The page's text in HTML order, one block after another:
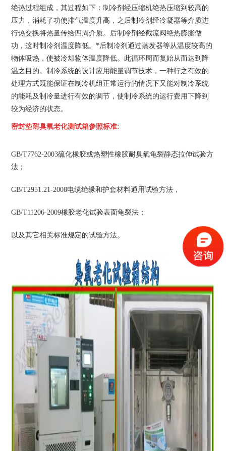
绝热过程组成，其过程如下：制冷剂经压缩机绝热压缩到较高的
压力，消耗了功使排气温度升高，之后制冷剂经冷凝器等介质进
行热交换将热量传给四周介质。后制冷剂经截流阀绝热膨胀做
功，这时制冷剂温度降低。*后制冷剂通过蒸发器等从温度较高的
物体吸热，使被冷却物体温度降低。此循环周而复始从而达到降
温之目的。制冷系统的设计应用能量调节技术，一种行之有效的
处理方式既能保证在制冷机组正常运行的情况下又能对制冷系统
的能耗及制冷量进行有效的调节，使制冷系统的运行费用下降到
较为经济的状态。
密封垫耐臭氧老化测试箱参照标准:
GB/T7762-2003硫化橡胶或热塑性橡胶耐臭氧龟裂静态拉伸试验方
法；
GB/T2951.21-2008电缆绝缘和护套材料通用试验方法，
GB/T11206-2009橡胶老化试验表面龟裂法；
以及其它相关标准规定的试验方法。